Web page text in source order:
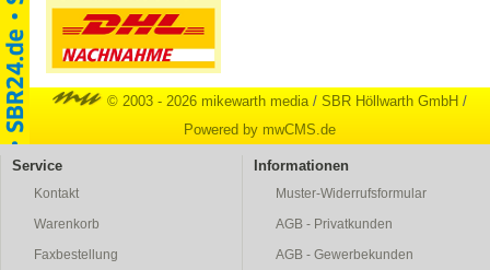
© 2003 - 2026 mikewarth media / SBR Höllwarth GmbH /
Powered by mwCMS.de
Service
Kontakt
Warenkorb
Faxbestellung
Informationen
Muster-Widerrufsformular
AGB - Privatkunden
AGB - Gewerbekunden